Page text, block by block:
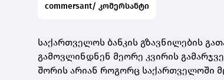
commersant/ კომერსანტი
საქართველოს ბანკის გზავნილების
გამოვლინდნენ მეორე კვირის
შორის არიან როგორც საქართველოში